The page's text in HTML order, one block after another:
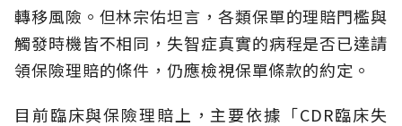
轉移風險。但林宗佑坦言，各類保單的理賠門檻與
觸發時機皆不相同，失智症真實的病程是否已達請
領保險理賠的條件，仍應檢視保單條款的約定。
目前臨床與保險理賠上，主要依據「CDR臨床失